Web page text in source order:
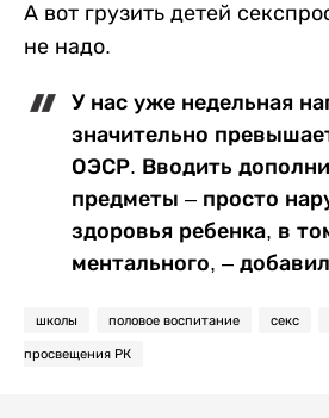
А вот грузить детей
не надо.
У нас уже недельная
значительно
ОЭСР. Вводить
предметы – просто
здоровья ребенка, в
ментального, –
школы половое воспитание секс
просвещения РК